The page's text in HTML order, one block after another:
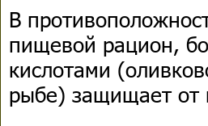
В
пищевой рацион,
кислотами
рыбе) защищает от